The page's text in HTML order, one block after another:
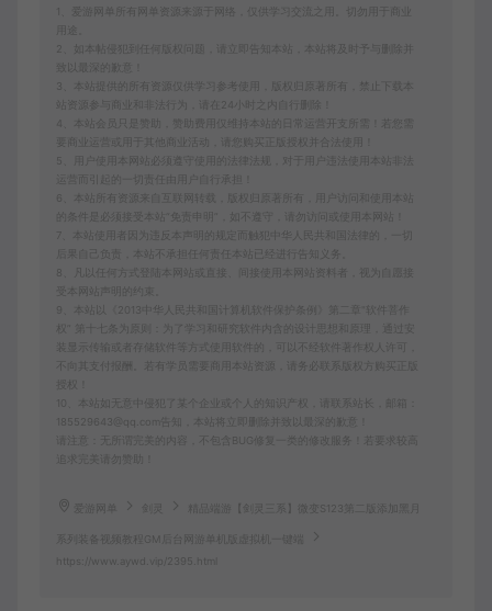
1、爱游网单所有网单资源来源于网络，仅供学习交流之用。切勿用于商业
2、如本帖侵犯到任何版权问题，请立即告知本站，本站将及时予与删除并
致以最深的歉意！
3、本站提供的所有资源仅供学习参考使用，版权归原著所有，禁止下载本
站资源参与商业和非法行为，请在24小时之内自行删除！
4、本站会员只是赞助，赞助费用仅维持本站的日常运营开支所需！若您需
要商业运营或用于其他商业活动，请您购买正版授权并合法使用！
5、用户使用本网站必须遵守使用的法律法规，对于用户违法使用本站非法
6、本站所有资源来自互联网转载，版权归原著所有，用户访问和使用本站
的条件是必须接受本站“免责申明”，如不遵守，请勿访问或使用本网站！
7、本站使用者因为违反本声明的规定而触犯中华人民共和国法律的，一切
后果自己负责，本站不承担任何责任本站已经进行告知义务。
8、凡以任何方式登陆本网站或直接、间接使用本网站资料者，视为自愿接
受本网站声明的约束。
9、本站以《2013中华人民共和国计算机软件保护条例》第二章"软件菩作
权” 第十七条为原则：为了学习和研究软件内含的设计思想和原理，通过安
装显示传输或者存储软件等方式使用软件的，可以不经软件著作权人许可，
不向其支付报酬。若有学员需要商用本站资源，请务必联系版权方购买正版
10、本站如无意中侵犯了某个企业或个人的知识产权，请联系站长，邮箱：
185529643@qq.com告知，本站将立即删除并致以最深的歉意！
请注意：无所谓完美的内容，不包含BUG修复一类的修改服务！若要求较高
追求完美请勿赞助！
爱游网单 精品端游【剑灵三系】微变S123第二版添加黑月
系列装备视频教程GM后台网游单机版虚拟机一键端
https://www.aywd.vip/2395.html